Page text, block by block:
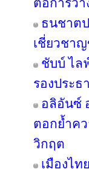
ต่อการว
ธนชาต
เชี่ยวชา
ชับบ์ ไล
รองประ
อลิอันซ์
ตอกย้ำค
วิกฤต
เมืองไท